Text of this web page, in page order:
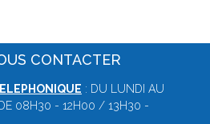
CONTACTER
: DU LUNDI AU
08H30 - 12H00 / 13H30 -